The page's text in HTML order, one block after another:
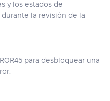
y los estados de
la revisión de la
para desbloquear una